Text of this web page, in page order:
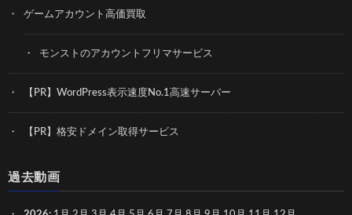
ゲームアカウント高価買取
モンストのアカウントフリマサービス
【PR】WordPress表示速度No.1高速サーバー
【PR】格安ドメイン取得サービス
過去動画